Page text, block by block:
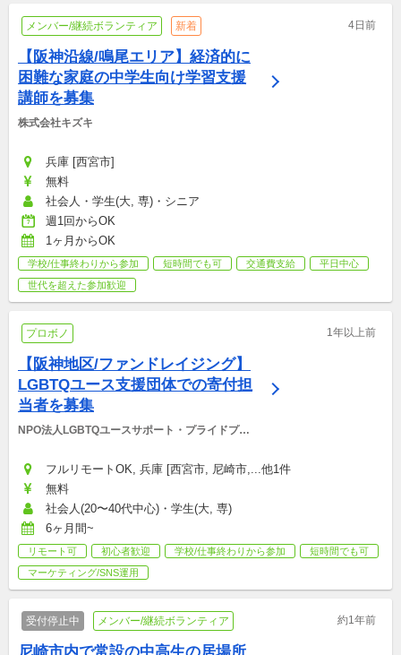
メンバー/継続ボランティア 新着 4日前
【阪神沿線/鳴尾エリア】経済的に
困難な家庭の中学生向け学習支援
講師を募集
株式会社キズキ
兵庫 [西宮市]
無料
社会人・学生(大, 専)・シニア
週1回からOK
1ヶ月からOK
学校/仕事終わりから参加 短時間でも可 交通費支給
平日中心
世代を超えた参加歓迎
プロボノ 1年以上前
【阪神地区/ファンドレイジング】
LGBTQユース支援団体での寄付担
当者を募集
NPO法人LGBTQユースサポート・プライドプロ
フルリモートOK, 兵庫 [西宮市, 尼崎市,...他1件
無料
社会人(20〜40代中心)・学生(大, 専)
6ヶ月間~
リモート可 初心者歓迎 学校/仕事終わりから参加
短時間でも可
マーケティング/SNS運用
受付停止中 メンバー/継続ボランティア 約1年前
尼崎市内で常設の中高生の居場所